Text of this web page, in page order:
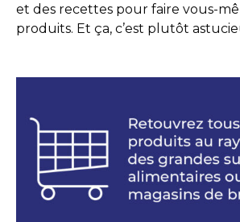
et des recettes pour faire vous-
produits. Et ça, c’est plutôt